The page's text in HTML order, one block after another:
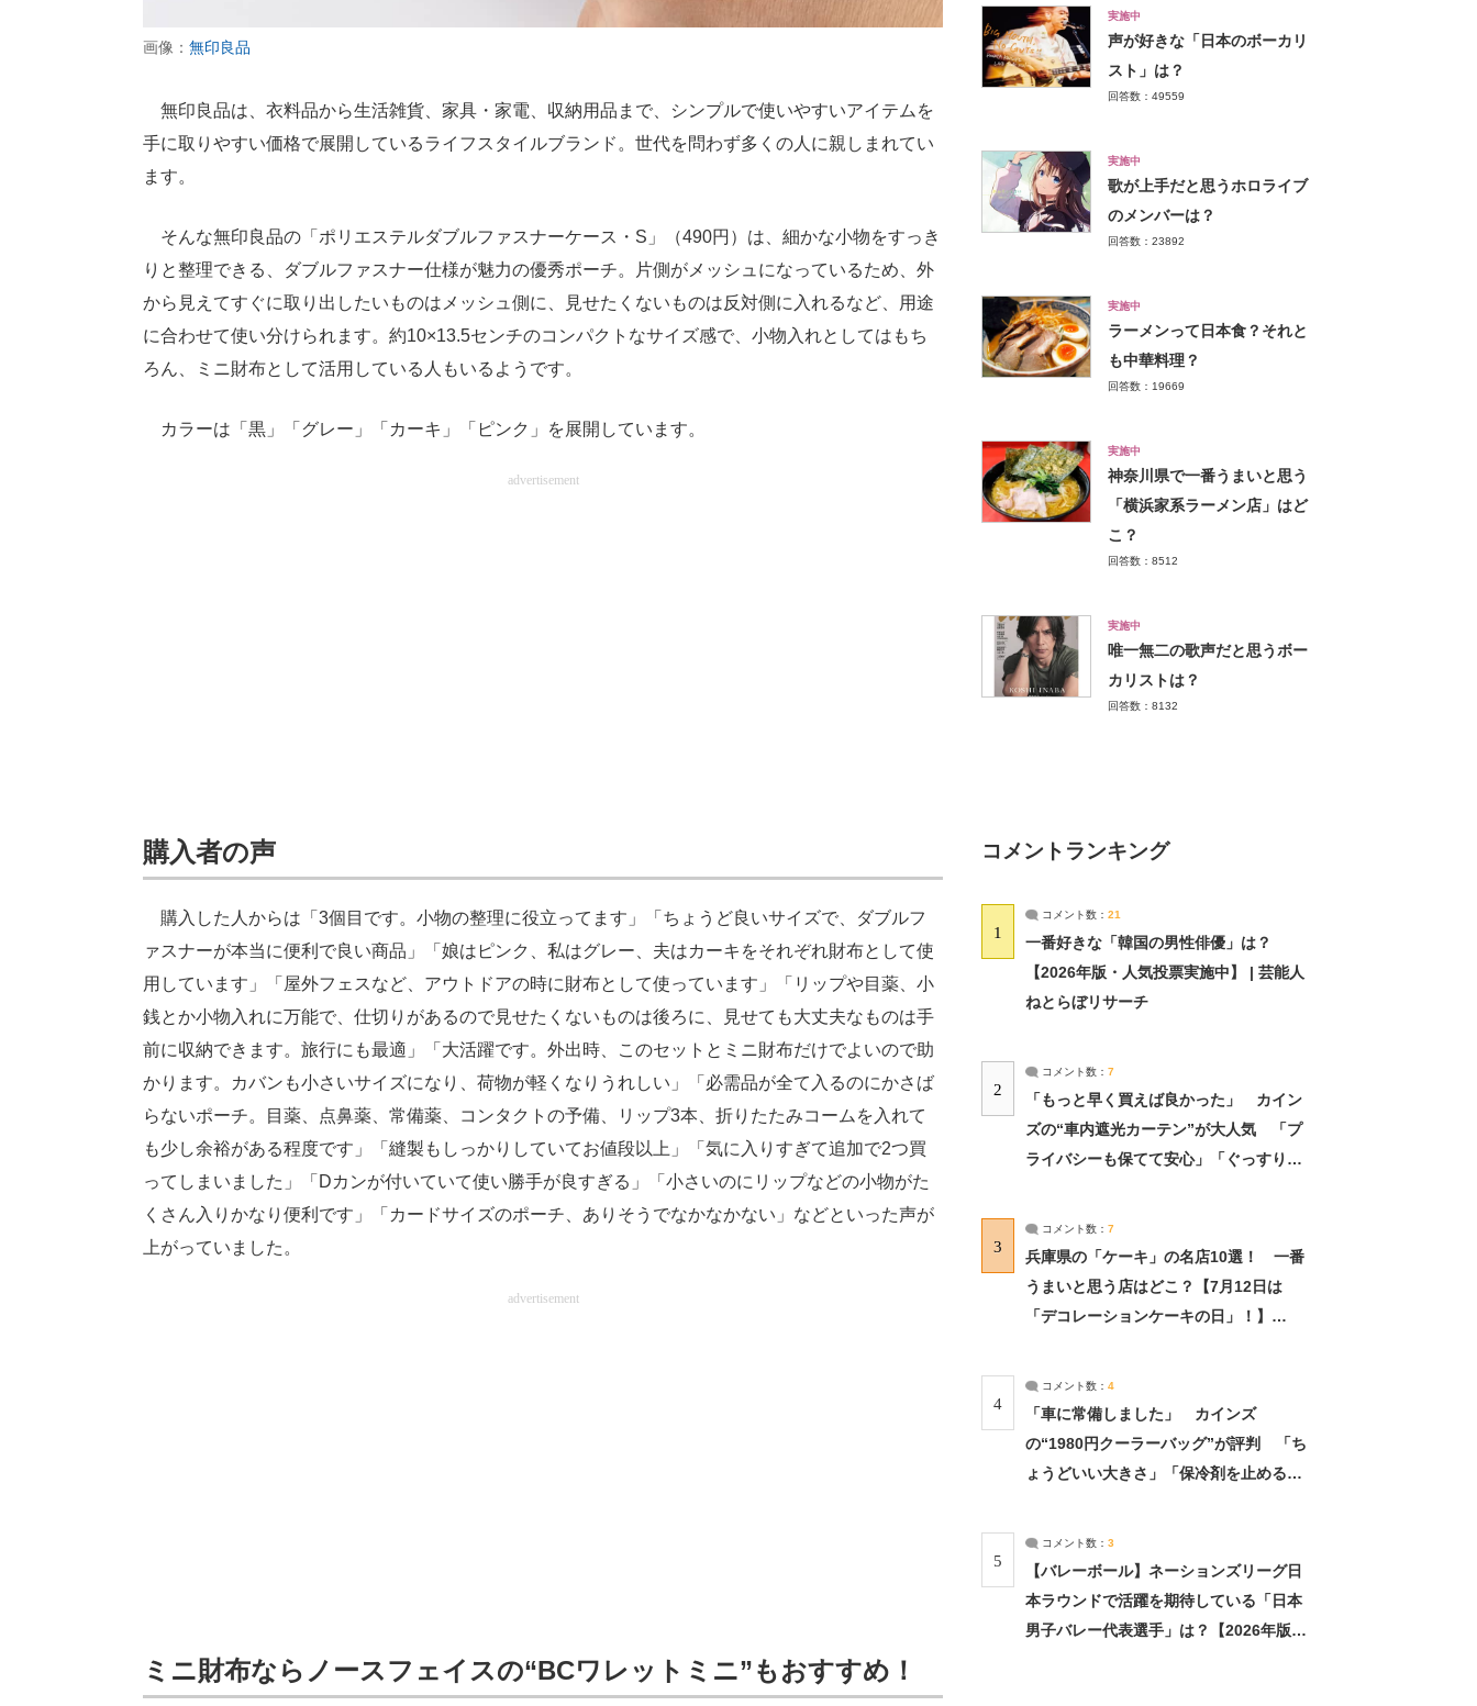
画像： 無印良品
無印良品は、衣料品から生活雑貨、家具・家電、収納用品まで、シンプルで使いやすいアイテムを
手に取りやすい価格で展開しているライフスタイルブランド。世代を問わず多くの人に親しまれてい
ます。
そんな無印良品の「ポリエステルダブルファスナーケース・S」（490円）は、細かな小物をすっき
りと整理できる、ダブルファスナー仕様が魅力の優秀ポーチ。片側がメッシュになっているため、外
から見えてすぐに取り出したいものはメッシュ側に、見せたくないものは反対側に入れるなど、用途
に合わせて使い分けられます。約10×13.5センチのコンパクトなサイズ感で、小物入れとしてはもち
ろん、ミニ財布として活用している人もいるようです。
カラーは「黒」「グレー」「カーキ」「ピンク」を展開しています。
advertisement
購入者の声
購入した人からは「3個目です。小物の整理に役立ってます」「ちょうど良いサイズで、ダブルフ
ァスナーが本当に便利で良い商品」「娘はピンク、私はグレー、夫はカーキをそれぞれ財布として使
用しています」「屋外フェスなど、アウトドアの時に財布として使っています」「リップや目薬、小
銭とか小物入れに万能で、仕切りがあるので見せたくないものは後ろに、見せても大丈夫なものは手
前に収納できます。旅行にも最適」「大活躍です。外出時、このセットとミニ財布だけでよいので助
かります。カバンも小さいサイズになり、荷物が軽くなりうれしい」「必需品が全て入るのにかさば
らないポーチ。目薬、点鼻薬、常備薬、コンタクトの予備、リップ3本、折りたたみコームを入れて
も少し余裕がある程度です」「縫製もしっかりしていてお値段以上」「気に入りすぎて追加で2つ買
ってしまいました」「Dカンが付いていて使い勝手が良すぎる」「小さいのにリップなどの小物がた
くさん入りかなり便利です」「カードサイズのポーチ、ありそうでなかなかない」などといった声が
上がっていました。
advertisement
ミニ財布ならノースフェイスの“BCワレットミニ”もおすすめ！
実施中
声が好きな「日本のボーカリ
スト」は？
回答数：49559
実施中
歌が上手だと思うホロライブ
のメンバーは？
回答数：23892
実施中
ラーメンって日本食？それと
も中華料理？
回答数：19669
実施中
神奈川県で一番うまいと思う
「横浜家系ラーメン店」はど
こ？
回答数：8512
実施中
唯一無二の歌声だと思うボー
カリストは？
回答数：8132
コメントランキング
1
コメント数： 21
一番好きな「韓国の男性俳優」は？
【2026年版・人気投票実施中】 | 芸能人
ねとらぼリサーチ
2
コメント数： 7
「もっと早く買えば良かった」 カイン
ズの“車内遮光カーテン”が大人気 「プ
ライバシーも保てて安心」「ぐっすり眠
3
コメント数： 7
兵庫県の「ケーキ」の名店10選！ 一番
うまいと思う店はどこ？【7月12日は
「デコレーションケーキの日」！】
4
コメント数： 4
「車に常備しました」 カインズ
の“1980円クーラーバッグ”が評判 「ち
ょうどいい大きさ」「保冷剤を止めるベ
5
コメント数： 3
【バレーボール】ネーションズリーグ日
本ラウンドで活躍を期待している「日本
男子バレー代表選手」は？【2026年版・